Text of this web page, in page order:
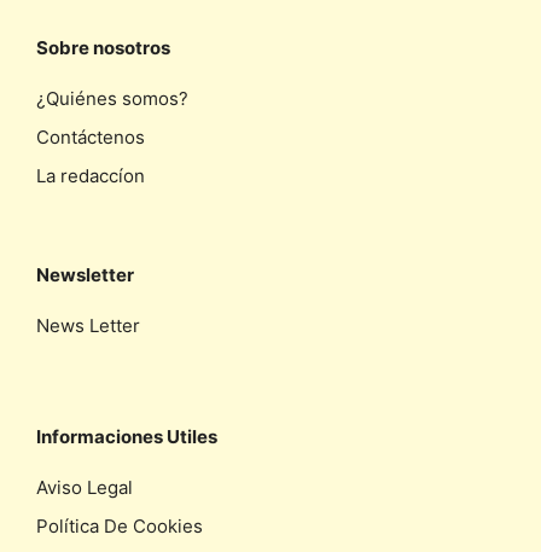
Sobre nosotros
¿Quiénes somos?
Contáctenos
La redaccíon
Newsletter
News Letter
Informaciones Utiles
Aviso Legal
Política De Cookies